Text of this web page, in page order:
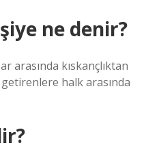
ne denir?
arasında kıskançlıktan
getirenlere halk arasında